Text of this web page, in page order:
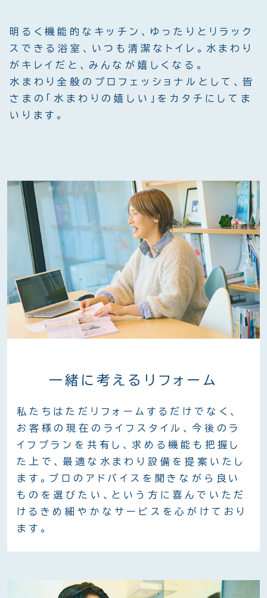
明るく機能的なキッチン、ゆったりとリラック
スできる浴室、いつも清潔なトイレ。水まわり
がキレイだと、みんなが嬉しくなる。
水まわり全般のプロフェッショナルとして、皆
さまの「水まわりの嬉しい」をカタチにしてま
いります。
一緒に考えるリフォーム
私たちはただリフォームするだけでなく、
お客様の現在のライフスタイル、今後のラ
イフプランを共有し、求める機能も把握し
た上で、最適な水まわり設備を提案いたし
ます。プロのアドバイスを聞きながら良い
ものを選びたい、という方に喜んでいただ
けるきめ細やかなサービスを心がけており
ます。